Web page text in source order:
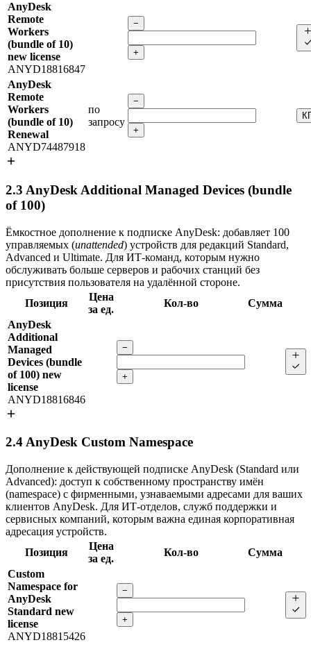
AnyDesk
Remote
Workers
(bundle of 10)
new license
ANYD18816847
−
+
AnyDesk
Remote
Workers
(bundle of 10)
Renewal
ANYD74487918
по
запросу
−
+
2.3 AnyDesk Additional Managed Devices (bundle
of 100)
Ёмкостное дополнение к подписке AnyDesk: добавляет 100
управляемых (unattended) устройств для редакций Standard,
Advanced и Ultimate. Для ИТ-команд, которым нужно
обслуживать больше серверов и рабочих станций без
присутствия пользователя на удалённой стороне.
Позиция
Цена
за ед.
Кол-во
Сумма
AnyDesk
Additional
Managed
Devices (bundle
of 100) new
license
ANYD18816846
−
+
2.4AnyDesk Custom Namespace
Дополнение к действующей подписке AnyDesk (Standard или
Advanced): доступ к собственному пространству имён
(namespace) с фирменными, узнаваемыми адресами для ваших
клиентов AnyDesk. Для ИТ-отделов, служб поддержки и
сервисных компаний, которым важна единая корпоративная
адресация устройств.
Позиция
Цена
за ед.
Кол-во
Сумма
Custom
Namespace for
AnyDesk
Standard new
license
ANYD18815426
−
+